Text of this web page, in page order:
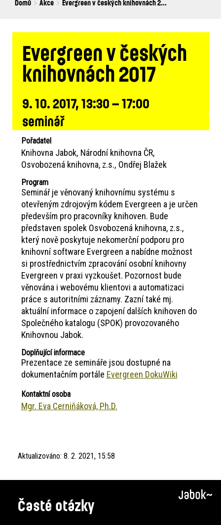
Breadcrumbs
You
Domů Akce Evergreen v českých knihovnách 2...
Evergreen v českých
knihovnách 2017
9. 10. 2017, 13:30 – 17:00
seminář
Pořadatel
Knihovna Jabok Národní knihovna ČR
Osvobozená knihovna, z.s. Ondřej Blažek
Program
Seminář je věnovaný knihovnímu systému s
otevřeným zdrojovým kódem Evergreen a je určen
především pro pracovníky knihoven. Bude
představen spolek Osvobozená knihovna, z.s.,
který nově poskytuje nekomerční podporu pro
knihovní software Evergreen a nabídne možnost
si prostřednictvím zpracování osobní knihovny
Evergreen v praxi vyzkoušet. Pozornost bude
věnována i webovému klientovi a automatizaci
práce s autoritními záznamy. Zazní také mj.
aktuální informace o zapojení dalších knihoven do
Společného katalogu (SPOK) provozovaného
Knihovnou Jabok.
Doplňující informace
Prezentace ze semináře jsou dostupné na
dokumentačním portále Evergreen DokuWiki
Kontaktní osoba
Mgr. Eva Cerniňáková, Ph.D.
Aktualizováno: 8. 2. 2021, 15:58
Časté otázky